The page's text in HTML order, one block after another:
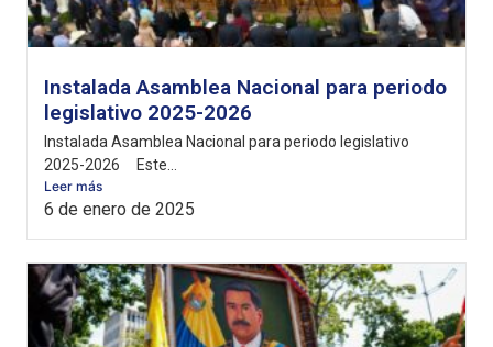
Instalada Asamblea Nacional para periodo
legislativo 2025-2026
Instalada Asamblea Nacional para periodo legislativo
2025-2026 Este...
Leer más
6 de enero de 2025